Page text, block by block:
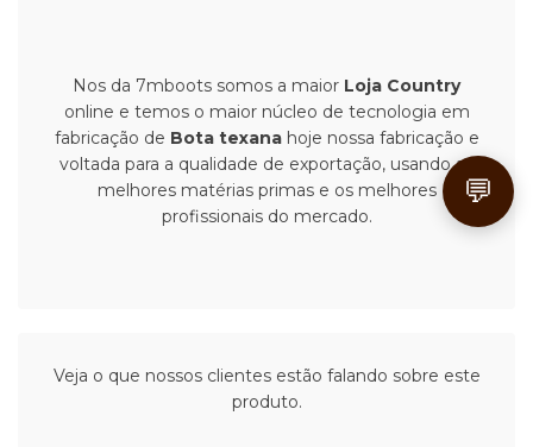
Nos da 7mboots somos a maior Loja Country
online e temos o maior núcleo de tecnologia em
fabricação de Bota texanahoje nossa fabricação e
voltada para a qualidade de exportação, usando as
melhores matérias primas e os melhores
profissionais do mercado.
Veja o que nossos clientes estão falando sobre este
produto.
💬